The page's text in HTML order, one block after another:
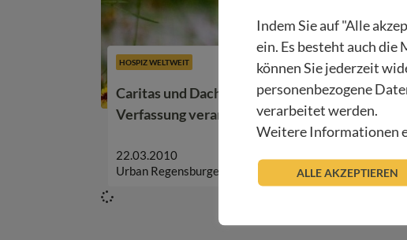
HOSPIZ WELTWEIT
Caritas und Dachverband Hospiz: Sterbehilfe-
Verfassung verankern
22.03.2010
Urban Regensburger
Indem Sie auf "Alle
ein. Es besteht auch die
können Sie jederzeit
personenbezogene
verarbeitet werden.
Weitere Informationen
ALLE AKZEPTIEREN